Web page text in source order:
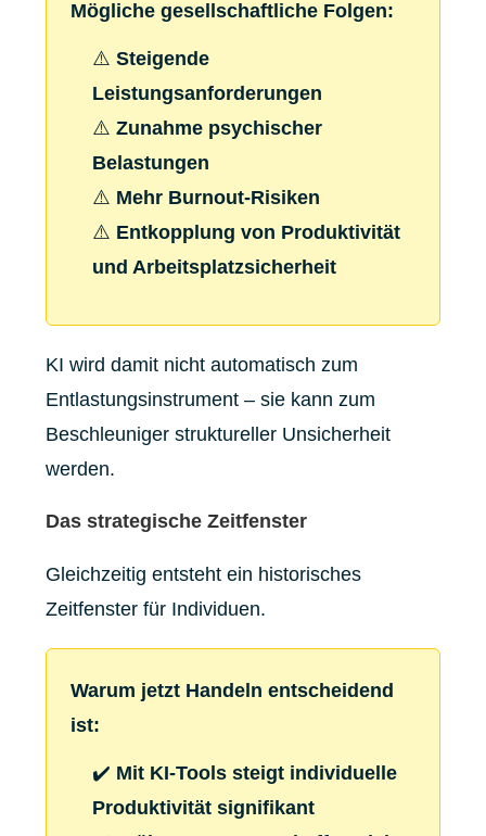
Mögliche gesellschaftliche Folgen:
⚠️Steigende
Leistungsanforderungen
⚠️Zunahme psychischer
Belastungen
⚠️ Mehr Burnout-Risiken
⚠️ Entkopplung von Produktivität
und Arbeitsplatzsicherheit
KI wird damit nicht automatisch zum
Entlastungsinstrument – sie kann zum
Beschleuniger struktureller Unsicherheit
werden.
Das strategische Zeitfenster
Gleichzeitig entsteht ein historisches
Zeitfenster für Individuen.
Warum jetzt Handeln entscheidend
ist:
✔️ Mit KI-Tools steigt individuelle
Produktivität signifikant